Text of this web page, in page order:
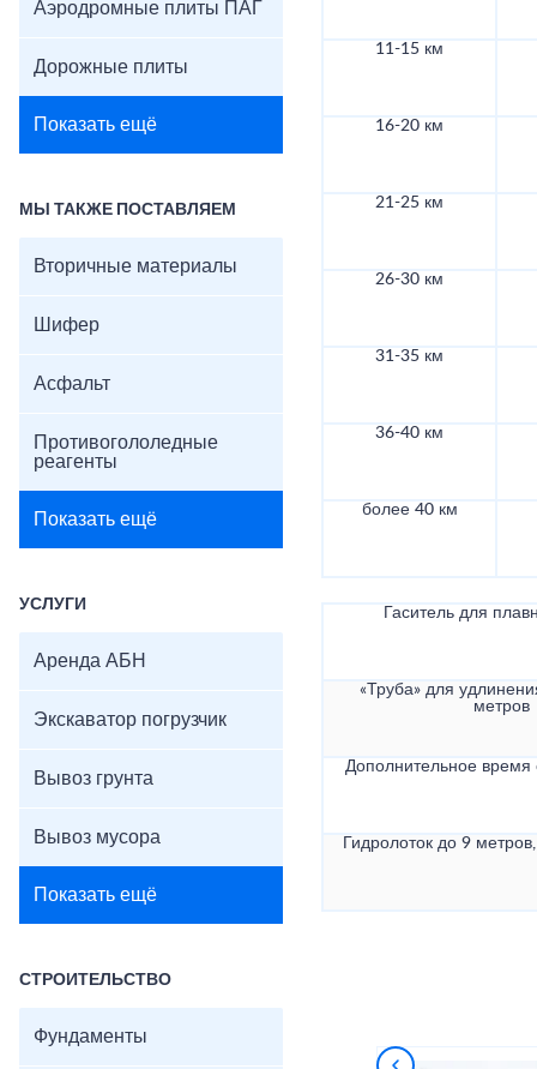
Аэродромные плиты ПАГ
Дорожные плиты
Показать ещё
МЫ ТАКЖЕ ПОСТАВЛЯЕМ
Вторичные материалы
Шифер
Асфальт
Противогололедные
реагенты
Показать ещё
УСЛУГИ
Аренда АБН
Экскаватор погрузчик
Вывоз грунта
Вывоз мусора
Показать ещё
СТРОИТЕЛЬСТВО
Фундаменты
11-15 км
16-20 км
21-25 км
26-30 км
31-35 км
36-40 км
более 40 км
Гаситель для
«Труба» для
метров
Дополнительное
Гидролоток до 9